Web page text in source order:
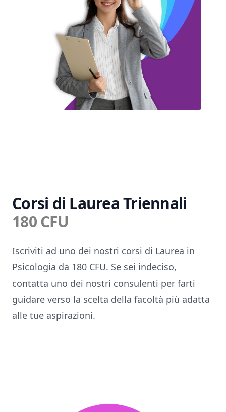
Corsi di Laurea Triennali
180 CFU
Iscriviti ad uno dei nostri corsi di Laurea in
Psicologia da 180 CFU. Se sei indeciso,
contatta uno dei nostri consulenti per farti
guidare verso la scelta della facoltà più adatta
alle tue aspirazioni.